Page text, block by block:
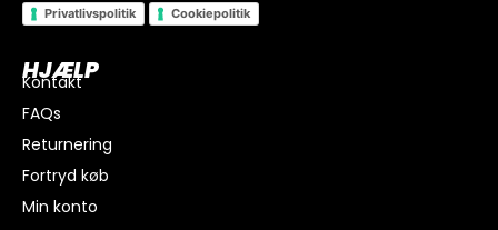
I alt
Køb for
Privatlivspolitik Cookiepolitik
HJÆLP
Kontakt
FAQs
Returnering
Fortryd køb
Min konto